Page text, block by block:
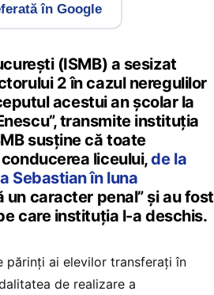
în Google
(ISMB) a sesizat
2 în cazul neregulilor
acestui an școlar la
transmite instituția
susține că toate
liceului,de la
Sebastian în luna
caracter penal” și au fost
care instituția l-a deschis.
părinți ai elevilor transferați în
de realizare a